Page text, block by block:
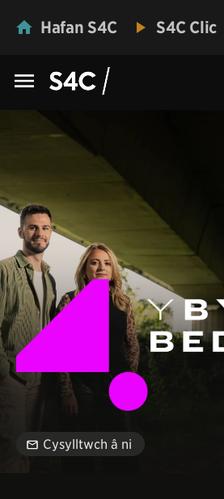
Hafan S4C S4C Clic
Cysylltwch â ni